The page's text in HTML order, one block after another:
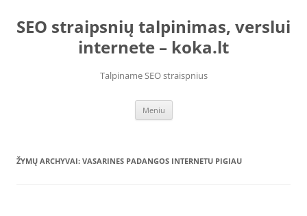
turinio
SEO straipsnių talpinimas, verslui
internete – koka.lt
Talpiname SEO straispnius
Meniu
ŽYMŲ ARCHYVAI: VASARINES PADANGOS INTERNETU PIGIAU